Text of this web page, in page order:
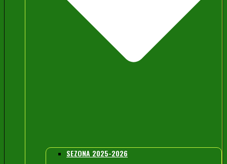
SEZONA 2025-2026